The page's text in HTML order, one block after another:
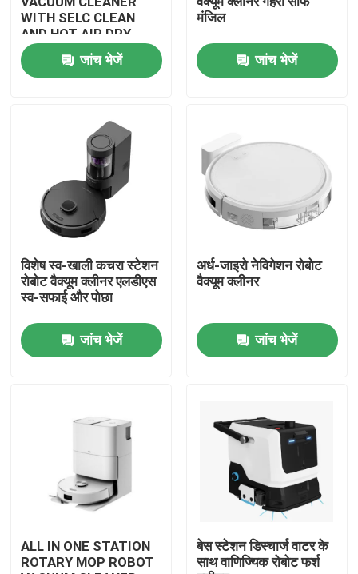
वीडियो
हमारे बारे में
रोबोट विंडो क्लीनर
WITH SELC CLEAN
AND HOT AIR DRY
MOP
जांच भेजें
मंजिल
जांच भेजें
विशेष स्व-खाली कचरा स्टेशन
रोबोट वैक्यूम क्लीनर एलडीएस
स्व-सफाई और पोछा
जांच भेजें
अर्ध-जाइरो नेविगेशन रोबोट
वैक्यूम क्लीनर
जांच भेजें
ALL IN ONE STATION
ROTARY MOP ROBOT
बेस स्टेशन डिस्चार्ज वाटर के
साथ वाणिज्यिक रोबोट फर्श